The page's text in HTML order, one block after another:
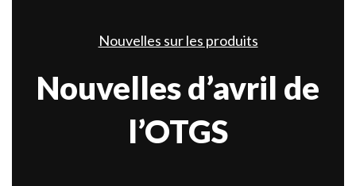
Nouvelles sur les produits
Nouvelles d’avril de
l’OTGS